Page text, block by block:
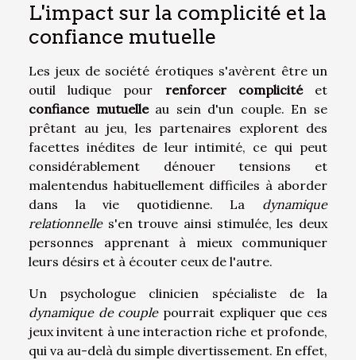
L'impact sur la complicité et la
confiance mutuelle
Les jeux de société érotiques s'avèrent être un
outil ludique pour renforcer complicitéet
confiance mutuelleau sein d'un couple. En se
prêtant au jeu, les partenaires explorent des
facettes inédites de leur intimité, ce qui peut
considérablement dénouer tensions et
malentendus habituellement difficiles à aborder
dans la vie quotidienne. La dynamique
relationnelles'en trouve ainsi stimulée, les deux
personnes apprenant à mieux communiquer
leurs désirs et à écouter ceux de l'autre.
Un psychologue clinicien spécialiste de la
dynamique de couplepourrait expliquer que ces
jeux invitent à une interaction riche et profonde,
qui va au-delà du simple divertissement. En effet,